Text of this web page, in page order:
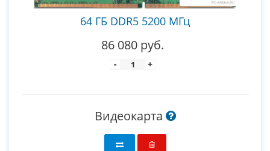
64 ГБ DDR5 5200 МГц
86 080 руб.
- +
Видеокарта